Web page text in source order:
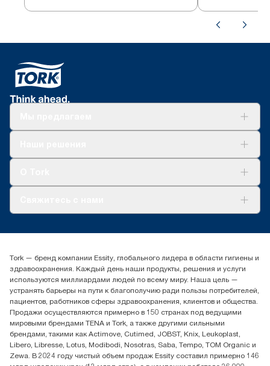
(+7) 777 779 0095
Контакты на рынках СНГ
ООО «Эссити», Представительство в Казахстане Пр.
Достык, 210, 2 блок, 3 этаж,
офис №32 050051, г.
Алматы, Казахстан
Tork — бренд компании Essity, глобального лидера в области гигиены и
здравоохранения. Каждый день наши продукты, решения и услуги
используются миллиардами людей по всему миру. Наша цель —
устранять барьеры на пути к благополучию ради пользы потребителей,
пациентов, работников сферы здравоохранения, клиентов и общества.
Продажи осуществляются примерно в 150 странах под ведущими
мировыми брендами TENA и Tork, а также другими сильными
брендами, такими как Actimove, Cutimed, JOBST, Knix, Leukoplast,
Libero, Libresse, Lotus, Modibodi, Nosotras, Saba, Tempo, TOM Organic и
Zewa. В 2024 году чистый объем продаж Essity составил примерно 146